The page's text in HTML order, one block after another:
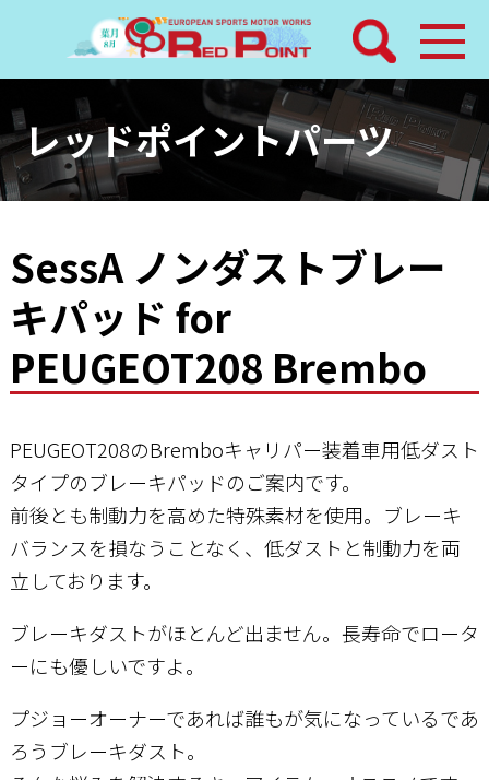
検索
ホーム
トピックス
レッドポイントパーツ
その他サービス
工場通信
お問い合わせ
レッドポイントパーツ
SessA ノンダストブレー
キパッド for
PEUGEOT208 Brembo
PEUGEOT208のBremboキャリパー装着車用低ダスト
タイプのブレーキパッドのご案内です。
前後とも制動力を高めた特殊素材を使用。ブレーキ
バランスを損なうことなく、低ダストと制動力を両
立しております。
ブレーキダストがほとんど出ません。長寿命でロータ
ーにも優しいですよ。
プジョーオーナーであれば誰もが気になっているであ
ろうブレーキダスト。